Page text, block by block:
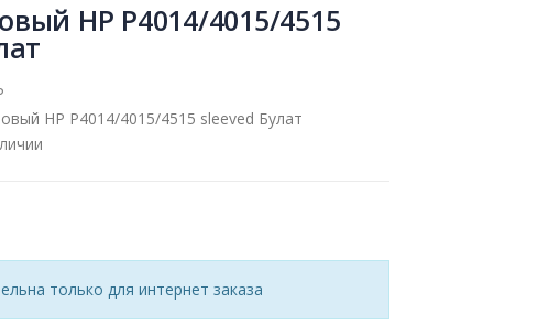
HP P4014/4015/4515
HP P4014/4015/4515 sleeved Булат
только для интернет заказа